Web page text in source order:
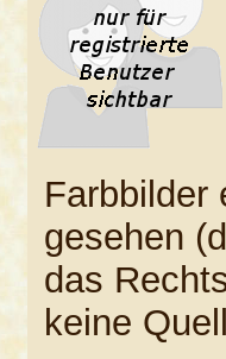
Farbbilder
gesehen
das
keine